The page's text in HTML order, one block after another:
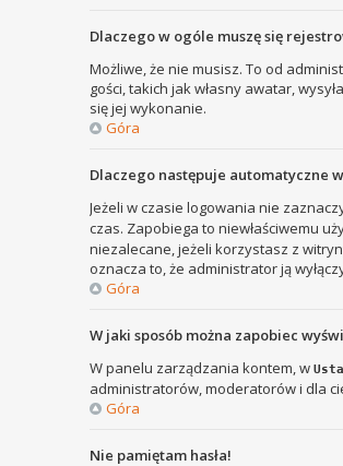
Dlaczego w ogóle muszę się
Możliwe, że nie musisz. To od
gości, takich jak własny awatar,
się jej wykonanie.
Góra
Dlaczego następuje automatyczne
Jeżeli w czasie logowania nie
czas. Zapobiega to niewłaściwemu
niezalecane, jeżeli korzystasz z
oznacza to, że administrator ją
Góra
W jaki sposób można zapobiec
W panelu zarządzania kontem, w
administratorów, moderatorów i dla
Góra
Nie pamiętam hasła!